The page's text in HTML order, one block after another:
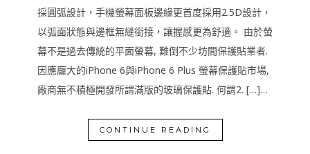
採圓弧設計，手機螢幕面板邊緣更首度採用2.5D設計，
以弧面狀態與邊框無縫銜接，讓握感更為舒適。 由於螢
幕不是過去傳統的平面螢幕, 難倒不少坊間保護貼業者.
因應龐大的iPhone 6與iPhone 6 Plus 螢幕保護貼市場,
廠商無不積極開發所謂滿版的玻璃保護貼. 何謂2. […]…
CONTINUE READING